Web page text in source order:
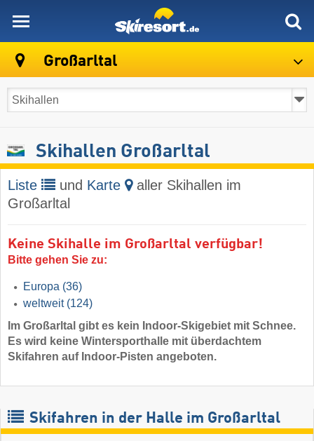
Großarltal
Skihallen Großarltal
Liste und Karte
aller Skihallen im
Großarltal
Keine Skihalle im Großarltal verfügbar!
Bitte gehen Sie zu:
Europa (36)
weltweit(124)
Im Großarltal gibt es kein Indoor-Skigebiet mit Schnee.
Es wird keine Wintersporthalle mit überdachtem
Skifahren auf Indoor-Pisten angeboten.
Skifahren in der Halle im Großarltal